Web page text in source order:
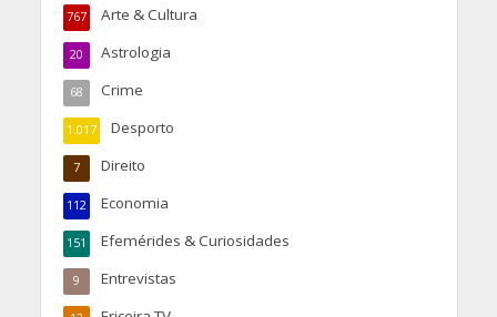
Arte & Cultura
767
Astrologia
20
Crime
68
Desporto
1.017
Direito
7
Economia
112
Efemérides & Curiosidades
151
Entrevistas
9